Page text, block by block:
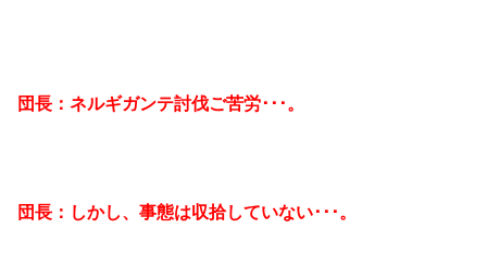
団長：ネルギガンテ討伐ご苦労･･･。
団長：しかし、事態は収拾していない･･･。